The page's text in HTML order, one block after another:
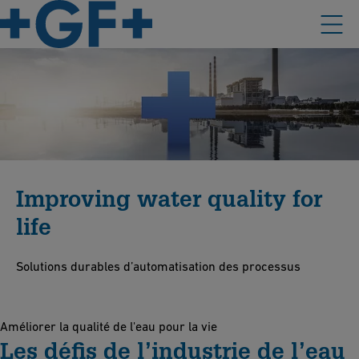
Improving water quality for
life
Solutions durables d’automatisation des processus
Améliorer la qualité de l'eau pour la vie
Les défis de l’industrie de l’eau